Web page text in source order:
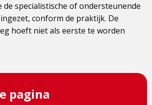
de specialistische of ondersteunende
conform de praktijk. De
hoeft niet als eerste te worden
pagina